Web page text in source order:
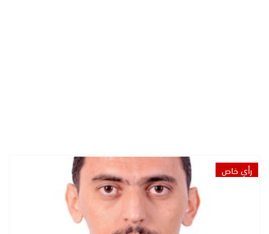
رأي خاص